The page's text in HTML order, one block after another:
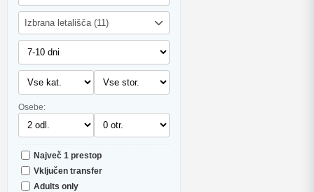
Izbrana letališča (11)
Osebe:
Največ 1 prestop
Vključen transfer
Adults only